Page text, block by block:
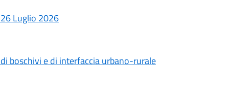
26 Luglio 2026
boschivi e di interfaccia urbano-rurale